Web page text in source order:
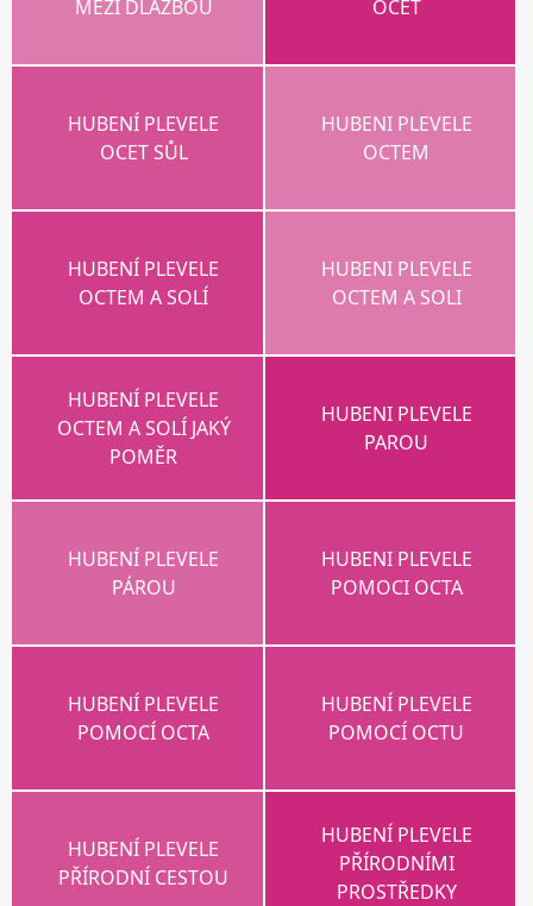
MEZI DLAZBOU
OCET
HUBENÍ PLEVELE
OCET SŮL
HUBENI PLEVELE
OCTEM
HUBENÍ PLEVELE
OCTEM A SOLÍ
HUBENI PLEVELE
OCTEM A SOLI
HUBENÍ PLEVELE
OCTEM A SOLÍ JAKÝ
POMĚR
HUBENI PLEVELE
PAROU
HUBENÍ PLEVELE
PÁROU
HUBENI PLEVELE
POMOCI OCTA
HUBENÍ PLEVELE
POMOCÍ OCTA
HUBENÍ PLEVELE
POMOCÍ OCTU
HUBENÍ PLEVELE
PŘÍRODNÍ CESTOU
HUBENÍ PLEVELE
PŘÍRODNÍMI
PROSTŘEDKY